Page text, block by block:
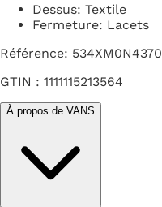
Dessus: Textile
Fermeture: Lacets
Référence: 534XM0N4370
GTIN : 1111115213564
À propos de VANS